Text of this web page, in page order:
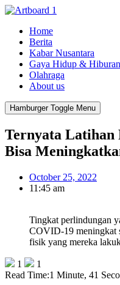
Home
Berita
Kabar Nusantara
Gaya Hidup & Hiburan
Olahraga
About us
Hamburger Toggle Menu
Ternyata Latihan
Bisa
October 25, 2022
11:45 am
Tingkat perlindungan
COVID-19 meningkat
fisik yang mereka
1
1
Read Time:1 Minute, 41